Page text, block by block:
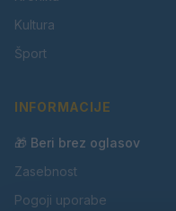
Kultura
Šport
INFORMACIJE
🎁 Beri brez oglasov
Zasebnost
Pogoji uporabe